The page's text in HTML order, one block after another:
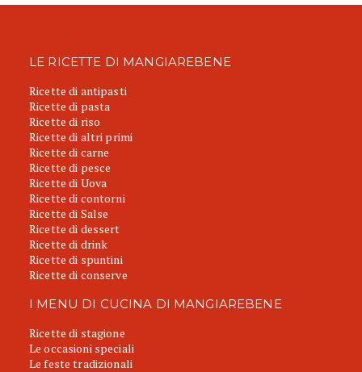
LE RICETTE DI MANGIAREBENE
Ricette di antipasti
Ricette di pasta
Ricette di riso
Ricette di altri primi
Ricette di carne
Ricette di pesce
Ricette di Uova
Ricette di contorni
Ricette di Salse
Ricette di dessert
Ricette di drink
Ricette di spuntini
Ricette di conserve
I MENU DI CUCINA DI MANGIAREBENE
Ricette di stagione
Le occasioni speciali
Le feste tradizionali